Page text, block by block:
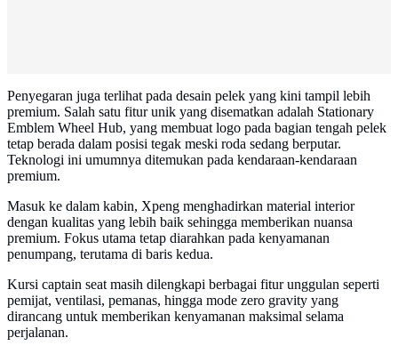
Penyegaran juga terlihat pada desain pelek yang kini tampil lebih
premium. Salah satu fitur unik yang disematkan adalah Stationary
Emblem Wheel Hub, yang membuat logo pada bagian tengah pelek
tetap berada dalam posisi tegak meski roda sedang berputar.
Teknologi ini umumnya ditemukan pada kendaraan-kendaraan
premium.
Masuk ke dalam kabin, Xpeng menghadirkan material interior
dengan kualitas yang lebih baik sehingga memberikan nuansa
premium. Fokus utama tetap diarahkan pada kenyamanan
penumpang, terutama di baris kedua.
Kursi captain seat masih dilengkapi berbagai fitur unggulan seperti
pemijat, ventilasi, pemanas, hingga mode zero gravity yang
dirancang untuk memberikan kenyamanan maksimal selama
perjalanan.